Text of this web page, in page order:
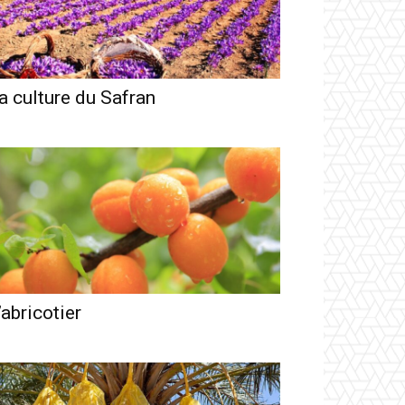
culture du Safran